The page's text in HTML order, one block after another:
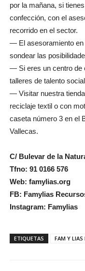
por la mañana, si
confección, con el
recorrido en el sector.
— El asesoramiento en
sondear las
— Si eres un centro de
talleres de talento
— Visitar nuestra
reciclaje textil o con
caseta número 3 en el
Vallecas.
C/ Bulevar de la
Tfno: 91 0166 576
Web: famylias.org
FB: Famylias
Instagram: Famylias
ETIQUETAS FAM Y